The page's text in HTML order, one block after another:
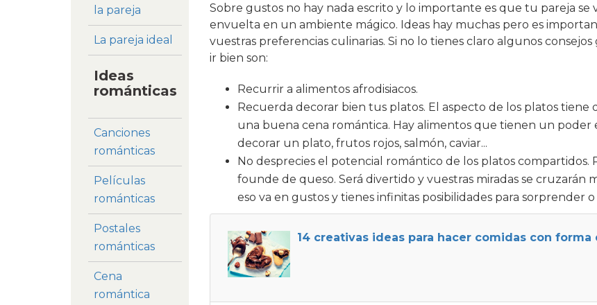
Sobre gustos no hay nada escrito y lo importante es que tu pareja se
envuelta en un ambiente mágico. Ideas hay muchas pero es
vuestras preferencias culinarias. Si no lo tienes claro algunos
ir bien son:
Recurrir a alimentos afrodisiacos.
Recuerda decorar bien tus platos. El aspecto de los platos tiene
una buena cena romántica. Hay alimentos que tienen un poder
decorar un plato, frutos rojos, salmón, caviar...
No desprecies el potencial romántico de los platos compartidos.
founde de queso. Será divertido y vuestras miradas se cruzarán
eso va en gustos y tienes infinitas posibilidades para sorprender o
14 creativas ideas para hacer comidas con forma
la pareja
La pareja ideal
Ideas
románticas
Canciones
románticas
Películas
románticas
Postales
románticas
Cena
romántica